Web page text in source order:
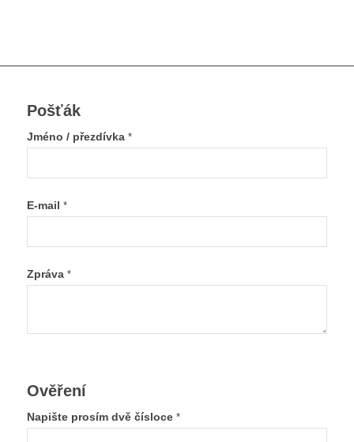
Pošťák
Jméno / přezdívka *
E-mail *
Zpráva *
Ověření
Napište prosím dvě čísloce *